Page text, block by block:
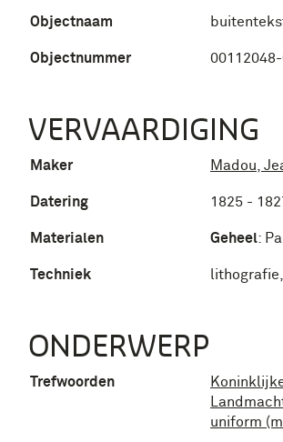
Objectnaam
Objectnummer
VERVAARDIGING
Maker Madou,
Datering 1825 -
Materialen Geheel:
Techniek
ONDERWERP
Trefwoorden
uniform